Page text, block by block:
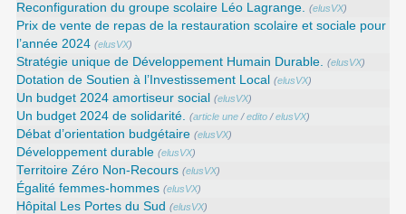
Reconfiguration du groupe scolaire Léo Lagrange. (elusVX)
Prix de vente de repas de la restauration scolaire et sociale pour
l’année 2024 (elusVX)
Stratégie unique de Développement Humain Durable. (elusVX)
Dotation de Soutien à l’Investissement Local (elusVX)
Un budget 2024 amortiseur social (elusVX)
Un budget 2024 de solidarité. (article une /edito /elusVX)
Débat d’orientation budgétaire (elusVX)
Développement durable (elusVX)
Territoire Zéro Non-Recours (elusVX)
Égalité femmes-hommes (elusVX)
Hôpital Les Portes du Sud (elusVX)